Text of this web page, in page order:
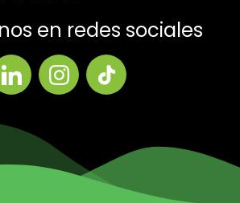
en redes sociales